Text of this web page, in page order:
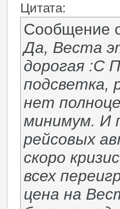
Цитата:
Сообщение
Да, Веста
дорогая :С
подсветка,
нет
минимум. И
рейсовых
скоро
всех
цена на